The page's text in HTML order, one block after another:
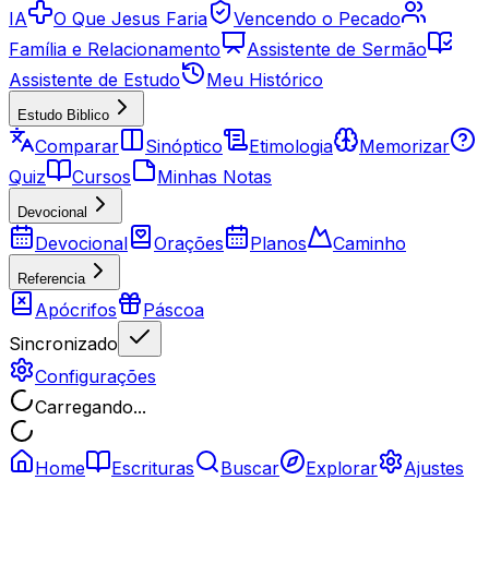
IA
O Que Jesus Faria
Vencendo o Pecado
Família e Relacionamento
Assistente de Sermão
Assistente de Estudo
Meu Histórico
Estudo Biblico
Comparar Sinóptico Etimologia
Memorizar
Quiz
Cursos Minhas Notas
Devocional
Devocional Orações Planos Caminho
Referencia
Apócrifos
Páscoa
Sincronizado
Configurações
Carregando...
Home Escrituras Buscar Explorar Ajustes